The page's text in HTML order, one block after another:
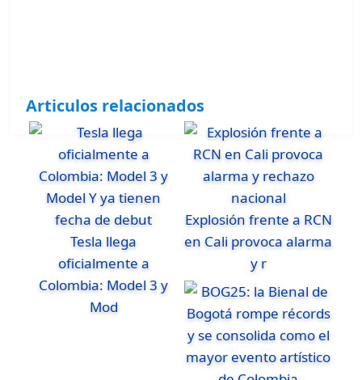
Articulos relacionados
Tesla llega
oficialmente a
Colombia: Model 3 y
Mod
Explosión frente a RCN
en Cali provoca alarma
y r